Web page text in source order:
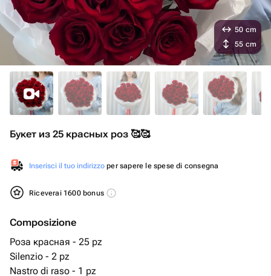
Букет из 25 красных роз 🥰🥰
Inserisci il tuo indirizzo per sapere le spese di consegna
Riceverai 1600 bonus
Composizione
Роза красная - 25 pz
Silenzio - 2 pz
Nastro di raso - 1 pz
50 cm
55 cm